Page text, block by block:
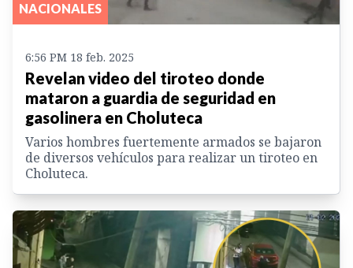
NACIONALES
6:56 PM 18 feb. 2025
Revelan video del tiroteo donde
mataron a guardia de seguridad en
gasolinera en Choluteca
Varios hombres fuertemente armados se bajaron
de diversos vehículos para realizar un tiroteo en
Choluteca.